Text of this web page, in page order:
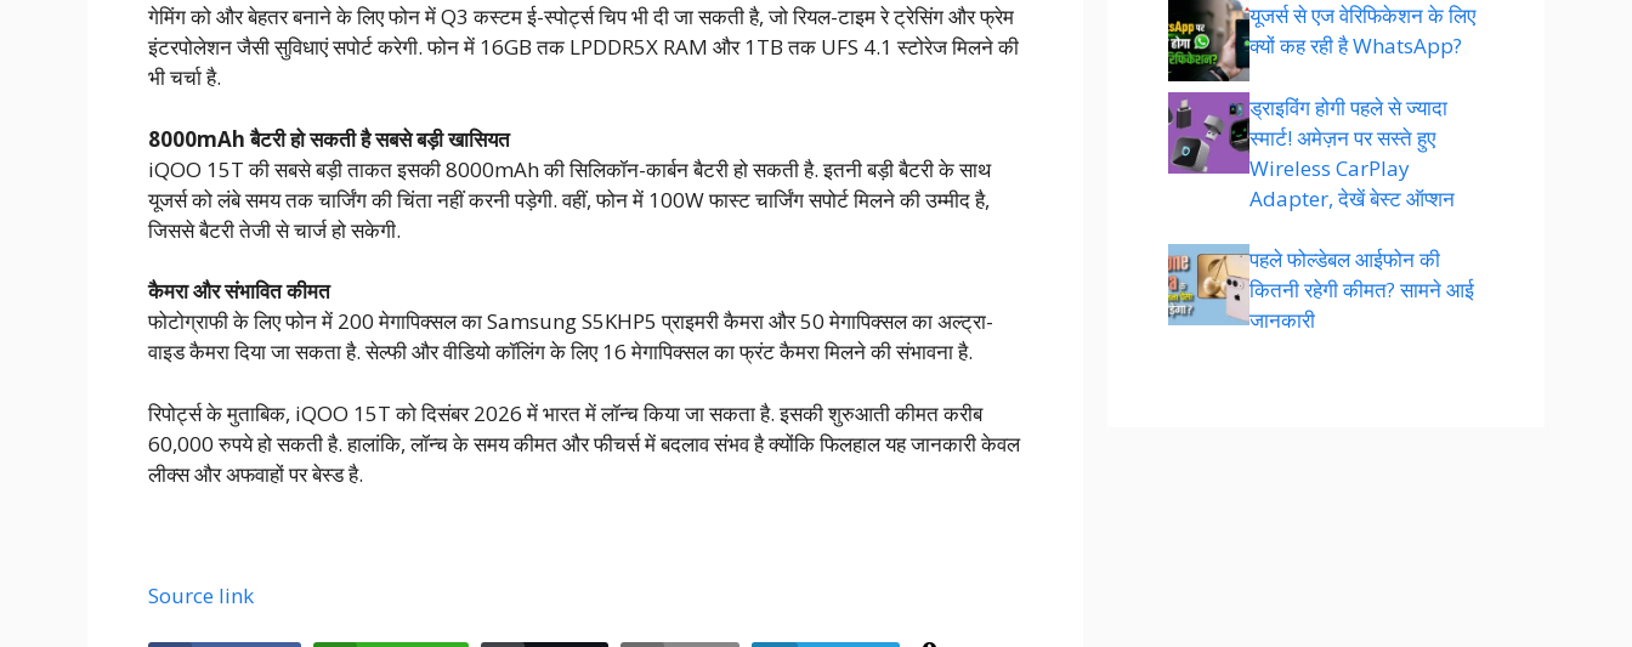
गेमिंग को और बेहतर बनाने के लिए फोन में Q3 कस्टम ई-स्पोर्ट्स चिप भी दी जा सकती है, जो रियल-टाइम रे ट्रेसिंग और फ्रेम
इंटरपोलेशन जैसी सुविधाएं सपोर्ट करेगी. फोन में 16GB तक LPDDR5X RAM और 1TB तक UFS 4.1 स्टोरेज मिलने की
भी चर्चा है.
8000mAh बैटरी हो सकती है सबसे बड़ी खासियत
iQOO 15T की सबसे बड़ी ताकत इसकी 8000mAh की सिलिकॉन-कार्बन बैटरी हो सकती है. इतनी बड़ी बैटरी के साथ
यूजर्स को लंबे समय तक चार्जिंग की चिंता नहीं करनी पड़ेगी. वहीं, फोन में 100W फास्ट चार्जिंग सपोर्ट मिलने की उम्मीद है,
जिससे बैटरी तेजी से चार्ज हो सकेगी.
कैमरा और संभावित कीमत
फोटोग्राफी के लिए फोन में 200 मेगापिक्सल का Samsung S5KHP5 प्राइमरी कैमरा और 50 मेगापिक्सल का अल्ट्रा-
वाइड कैमरा दिया जा सकता है. सेल्फी और वीडियो कॉलिंग के लिए 16 मेगापिक्सल का फ्रंट कैमरा मिलने की संभावना है.
रिपोर्ट्स के मुताबिक, iQOO 15T को दिसंबर 2026 में भारत में लॉन्च किया जा सकता है. इसकी शुरुआती कीमत करीब
60,000 रुपये हो सकती है. हालांकि, लॉन्च के समय कीमत और फीचर्स में बदलाव संभव है क्योंकि फिलहाल यह जानकारी केवल
लीक्स और अफवाहों पर बेस्ड है.
Source link
यूजर्स से एज वेरिफिकेशन के लिए
क्यों कह रही है WhatsApp?
ड्राइविंग होगी पहले से ज्यादा
स्मार्ट! अमेज़न पर सस्ते हुए
Wireless CarPlay
Adapter, देखें बेस्ट ऑप्शन
पहले फोल्डेबल आईफोन की
कितनी रहेगी कीमत? सामने आई
जानकारी